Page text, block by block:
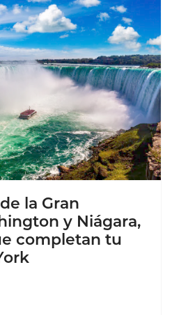
la Gran
y Niágara,
completan tu